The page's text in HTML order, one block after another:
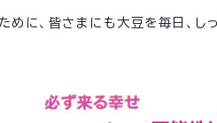
めに、皆さまにも大豆を毎日、